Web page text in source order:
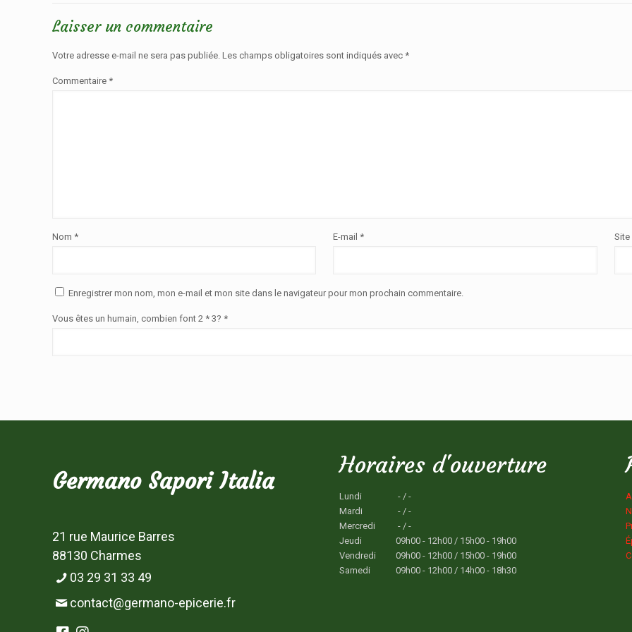
Laisser un commentaire
Votre adresse e-mail ne sera pas publiée. Les champs obligatoires sont indiqués avec *
Commentaire *
Nom * E-mail * Site
Enregistrer mon nom, mon e-mail et mon site dans le navigateur pour mon prochain commentaire.
Vous êtes un humain, combien font 2 * 3? *
Germano Sapori Italia
21 rue Maurice Barres
88130 Charmes
03 29 31 33 49
contact@germano-epicerie.fr
Horaires d'ouverture
Lundi
- / -
Mardi
- / -
Mercredi
- / -
Jeudi
09h00 - 12h00 / 15h00 - 19h00
Vendredi
09h00 - 12h00 / 15h00 - 19h00
Samedi
09h00 - 12h00 / 14h00 - 18h30